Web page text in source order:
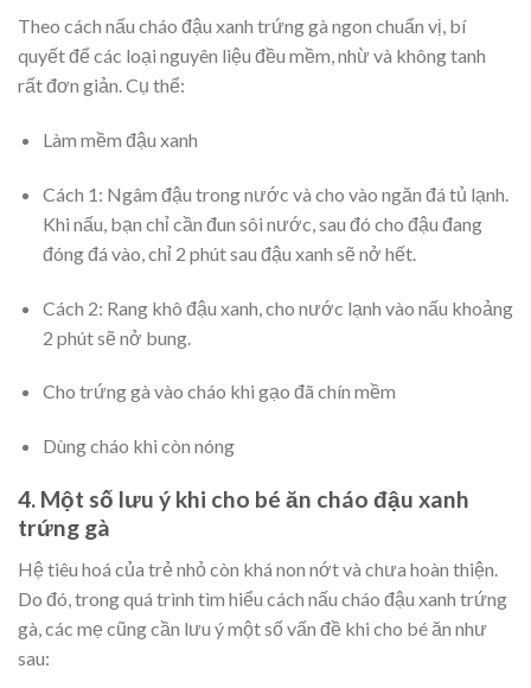
Theo cách nấu cháo đậu xanh trứng gà ngon chuẩn vị, bí
quyết để các loại nguyên liệu đều mềm, nhừ và không tanh
rất đơn giản. Cụ thể:
Làm mềm đậu xanh
Cách 1: Ngâm đậu trong nước và cho vào ngăn đá tủ lạnh.
Khi nấu, bạn chỉ cần đun sôi nước, sau đó cho đậu đang
đóng đá vào, chỉ 2 phút sau đậu xanh sẽ nở hết.
Cách 2: Rang khô đậu xanh, cho nước lạnh vào nấu khoảng
2 phút sẽ nở bung.
Cho trứng gà vào cháo khi gạo đã chín mềm
Dùng cháo khi còn nóng
4. Một số lưu ý khi cho bé ăn cháo đậu xanh
trứng gà
Hệ tiêu hoá của trẻ nhỏ còn khá non nớt và chưa hoàn thiện.
Do đó, trong quá trình tìm hiểu cách nấu cháo đậu xanh trứng
gà, các mẹ cũng cần lưu ý một số vấn đề khi cho bé ăn như
sau: